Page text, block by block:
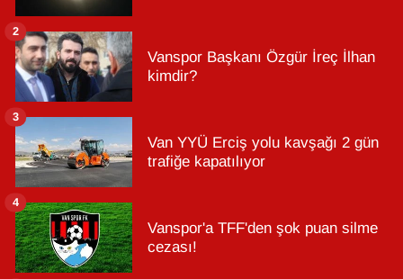
Vanspor Başkanı Özgür İreç İlhan
kimdir?
2
Van YYÜ Erciş yolu kavşağı 2 gün
trafiğe kapatılıyor
3
Vanspor'a TFF'den şok puan silme
cezası!
4